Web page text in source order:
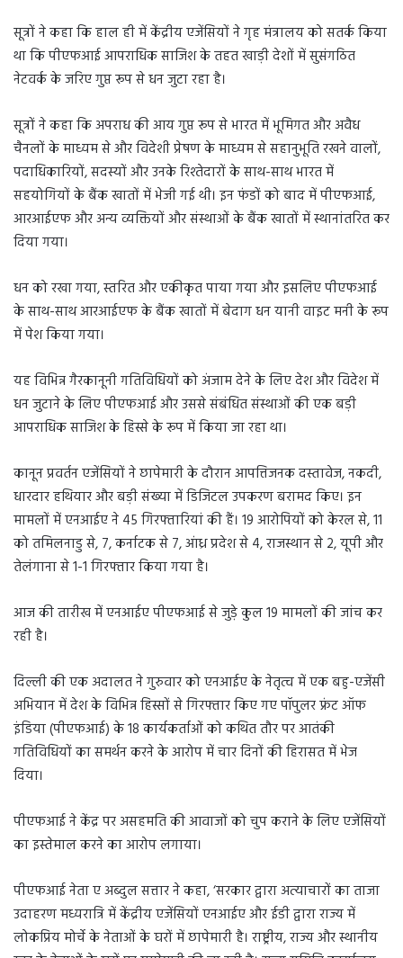
सूत्रों ने कहा कि हाल ही में केंद्रीय एजेंसियों ने गृह मंत्रालय को सतर्क किया
था कि पीएफआई आपराधिक साजिश के तहत खाड़ी देशों में सुसंगठित
नेटवर्क के जरिए गुप्त रूप से धन जुटा रहा है।
सूत्रों ने कहा कि अपराध की आय गुप्त रूप से भारत में भूमिगत और अवैध
चैनलों के माध्यम से और विदेशी प्रेषण के माध्यम से सहानुभूति रखने वालों,
पदाधिकारियों, सदस्यों और उनके रिश्तेदारों के साथ-साथ भारत में
सहयोगियों के बैंक खातों में भेजी गई थी। इन फंडों को बाद में पीएफआई,
आरआईएफ और अन्य व्यक्तियों और संस्थाओं के बैंक खातों में स्थानांतरित कर
दिया गया।
धन को रखा गया, स्तरित और एकीकृत पाया गया और इसलिए पीएफआई
के साथ-साथ आरआईएफ के बैंक खातों में बेदाग धन यानी वाइट मनी के रूप
में पेश किया गया।
यह विभिन्न गैरकानूनी गतिविधियों को अंजाम देने के लिए देश और विदेश में
धन जुटाने के लिए पीएफआई और उससे संबंधित संस्थाओं की एक बड़ी
आपराधिक साजिश के हिस्से के रूप में किया जा रहा था।
कानून प्रवर्तन एजेंसियों ने छापेमारी के दौरान आपत्तिजनक दस्तावेज, नकदी,
धारदार हथियार और बड़ी संख्या में डिजिटल उपकरण बरामद किए। इन
मामलों में एनआईए ने 45 गिरफ्तारियां की हैं। 19 आरोपियों को केरल से, 11
को तमिलनाडु से, 7, कर्नाटक से 7, आंध्र प्रदेश से 4, राजस्थान से 2, यूपी और
तेलंगाना से 1-1 गिरफ्तार किया गया है।
आज की तारीख में एनआईए पीएफआई से जुड़े कुल 19 मामलों की जांच कर
रही है।
दिल्ली की एक अदालत ने गुरुवार को एनआईए के नेतृत्व में एक बहु-एजेंसी
अभियान में देश के विभिन्न हिस्सों से गिरफ्तार किए गए पॉपुलर फ्रंट ऑफ
इंडिया (पीएफआई) के 18 कार्यकर्ताओं को कथित तौर पर आतंकी
गतिविधियों का समर्थन करने के आरोप में चार दिनों की हिरासत में भेज
दिया।
पीएफआई ने केंद्र पर असहमति की आवाजों को चुप कराने के लिए एजेंसियों
का इस्तेमाल करने का आरोप लगाया।
पीएफआई नेता ए अब्दुल सत्तार ने कहा, ‘सरकार द्वारा अत्याचारों का ताजा
उदाहरण मध्यरात्रि में केंद्रीय एजेंसियों एनआईए और ईडी द्वारा राज्य में
लोकप्रिय मोर्चे के नेताओं के घरों में छापेमारी है। राष्ट्रीय, राज्य और स्थानीय